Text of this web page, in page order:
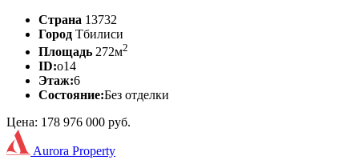
Страна 13732
Город Тбилиси
Площадь 272м2
ID:o14
Этаж:6
Состояние:Без отделки
Цена: 178 976 000 руб.
Aurora Property